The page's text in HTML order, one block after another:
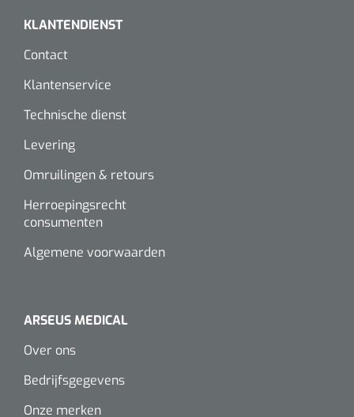
KLANTENDIENST
Contact
Klantenservice
Technische dienst
Levering
Omruilingen & retours
Herroepingsrecht
consumenten
Algemene voorwaarden
ARSEUS MEDICAL
Over ons
Bedrijfsgegevens
Onze merken